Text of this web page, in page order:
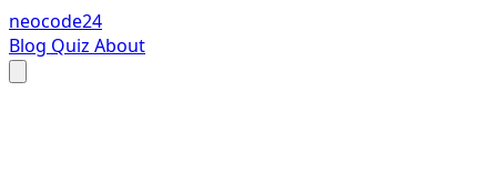
neocode24
Blog Quiz About